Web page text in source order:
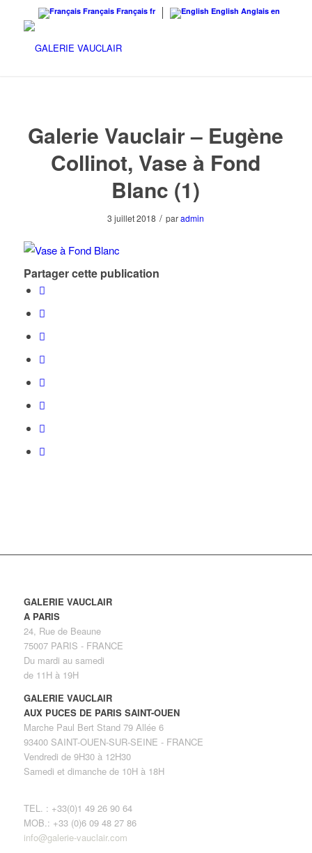
Français Français fr English Anglais en
Galerie Vauclair – Eugène
Collinot, Vase à Fond
Blanc (1)
3 juillet 2018 / paradmin
Partager cette publication
GALERIE VAUCLAIR
A PARIS
24, Rue de Beaune
75007 PARIS - FRANCE
Du mardi au samedi
de 11H à 19H
GALERIE VAUCLAIR
AUX PUCES DE PARIS SAINT-OUEN
Marche Paul Bert Stand 79 Allée 6
93400 SAINT-OUEN-SUR-SEINE - FRANCE
Vendredi de 9H30 à 12H30
Samedi et dimanche de 10H à 18H
TEL. : +33(0)1 49 26 90 64
MOB.: +33 (0)6 09 48 27 86
info@galerie-vauclair.com